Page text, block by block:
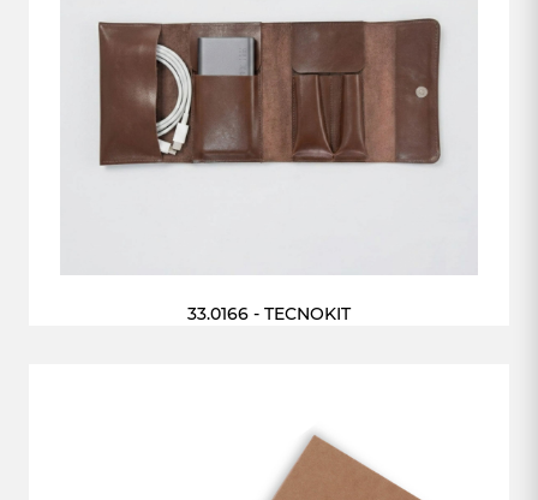
33.0166 - TECNOKIT